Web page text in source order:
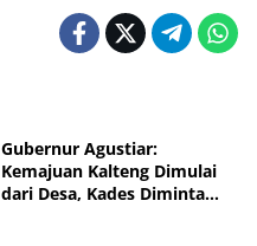
Gubernur Agustiar:
Kemajuan Kalteng Dimulai
dari Desa, Kades Diminta
Pemprov Kalteng